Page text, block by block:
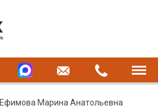
Ефимова Марина Анатольевна